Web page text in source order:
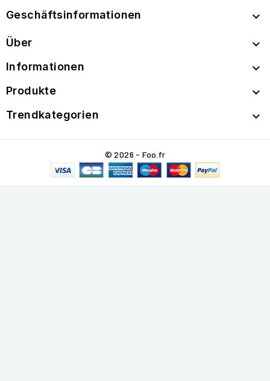
Geschäftsinformationen 
Über 
Informationen 
Produkte 
Trendkategorien 
© 2026 - Foo.fr